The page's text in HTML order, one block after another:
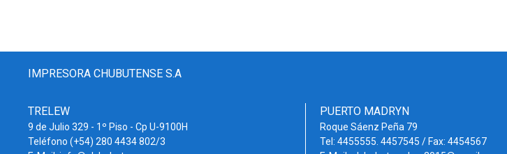
IMPRESORA CHUBUTENSE S.A
TRELEW
9 de Julio 329 - 1º Piso - Cp U-9100H
Teléfono (+54) 280 4434 802/3
PUERTO MADRYN
Roque Sáenz Peña 79
Tel: 4455555. 4457545 / Fax: 4454567